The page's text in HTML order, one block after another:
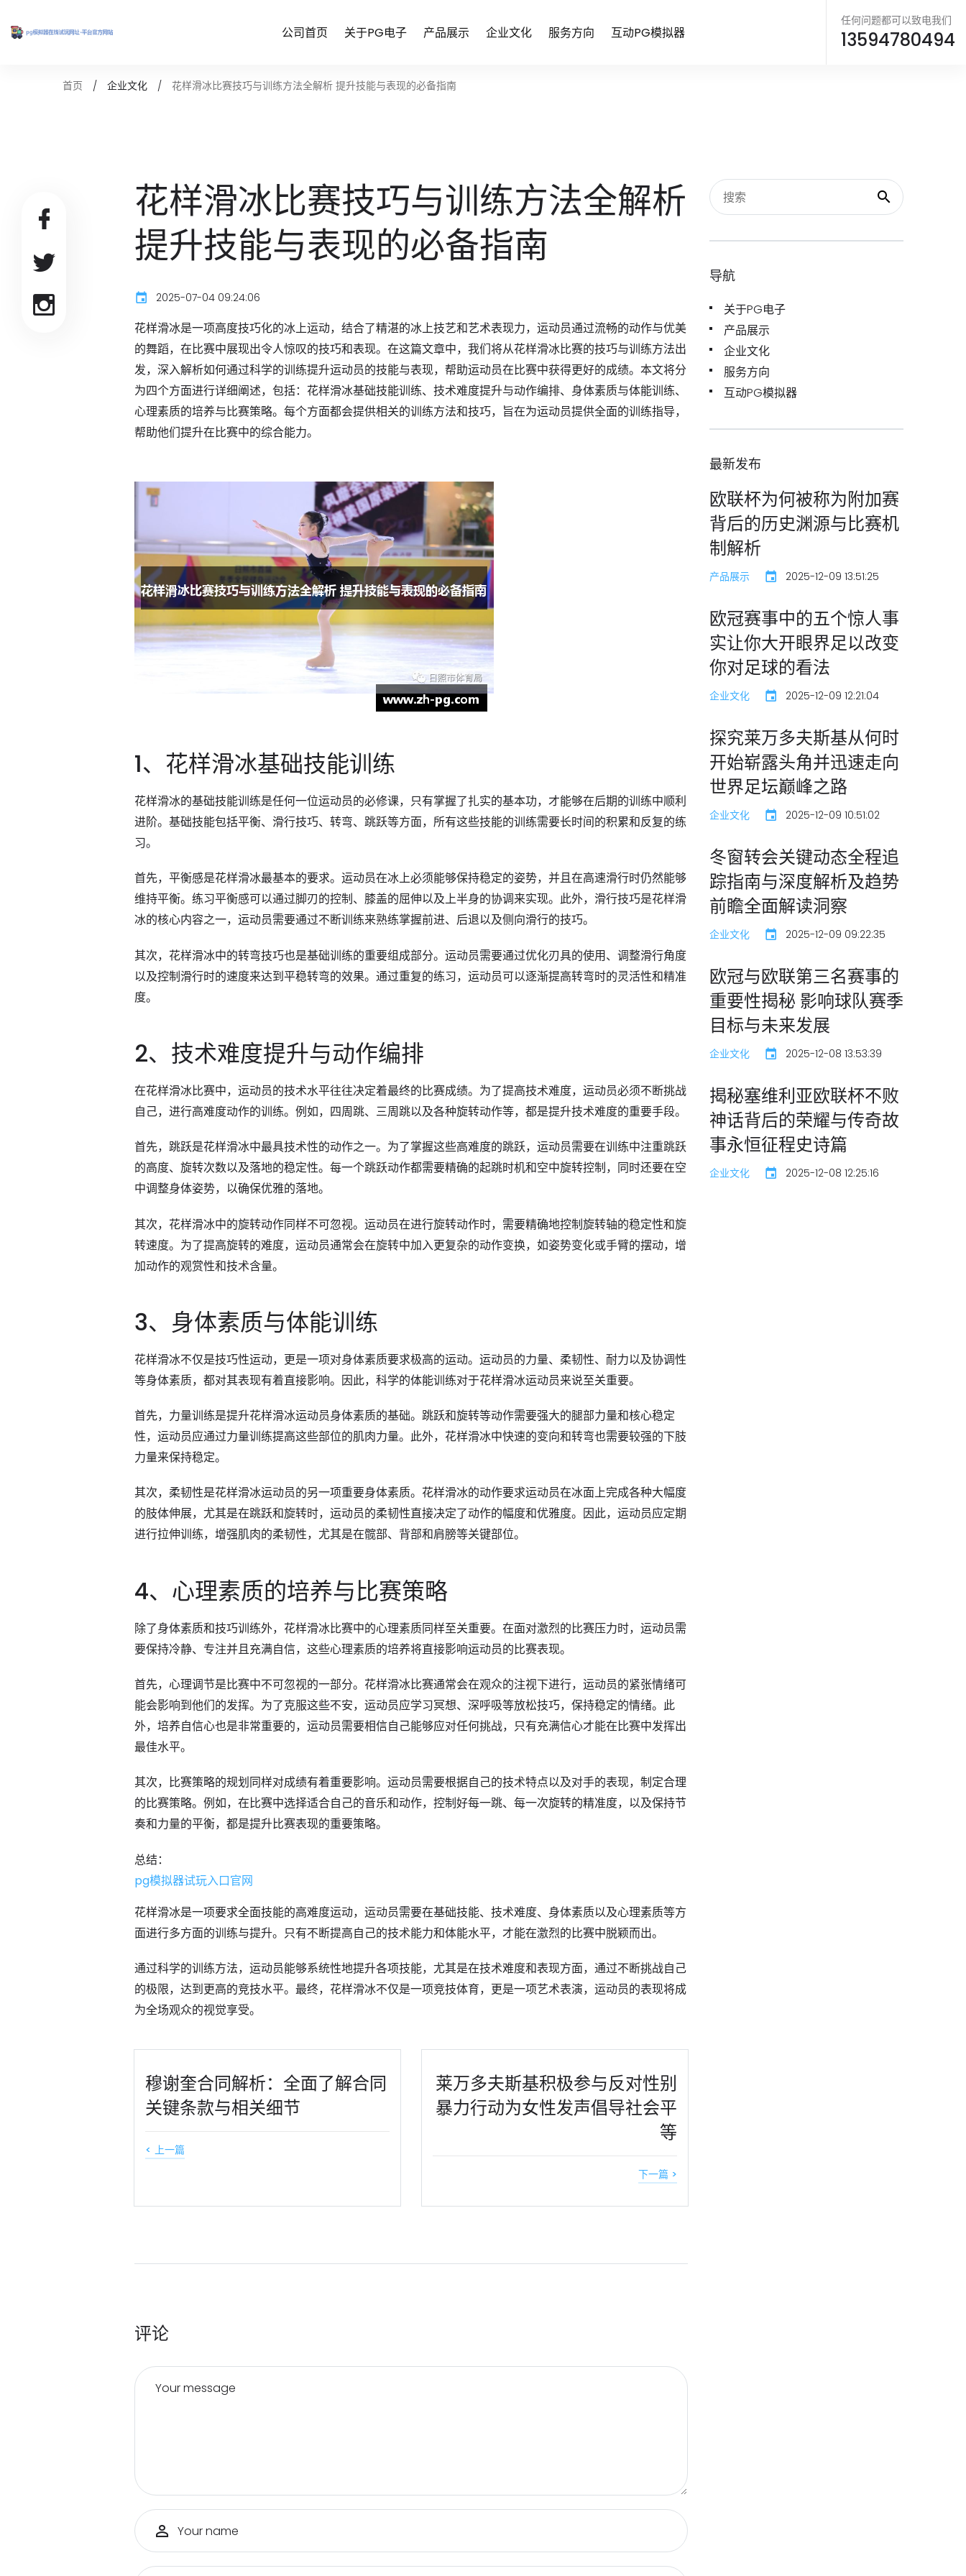
公司首页 关于PG电子 产品展示 企业文化 服务方向 互动PG模拟器
任何问题都可以致电我们
13594780494
首页 企业文化 花样滑冰比赛技巧与训练方法全解析 提升技能与表现的必备指南
花样滑冰比赛技巧与训练方法全解析
提升技能与表现的必备指南
2025-07-04 09:24:06
花样滑冰是一项高度技巧化的冰上运动，结合了精湛的冰上技艺和艺术表现力，运动员通过流畅的动作与优美
的舞蹈，在比赛中展现出令人惊叹的技巧和表现。在这篇文章中，我们将从花样滑冰比赛的技巧与训练方法出
发，深入解析如何通过科学的训练提升运动员的技能与表现，帮助运动员在比赛中获得更好的成绩。本文将分
为四个方面进行详细阐述，包括：花样滑冰基础技能训练、技术难度提升与动作编排、身体素质与体能训练、
心理素质的培养与比赛策略。每个方面都会提供相关的训练方法和技巧，旨在为运动员提供全面的训练指导，
帮助他们提升在比赛中的综合能力。
1、花样滑冰基础技能训练
花样滑冰的基础技能训练是任何一位运动员的必修课，只有掌握了扎实的基本功，才能够在后期的训练中顺利
进阶。基础技能包括平衡、滑行技巧、转弯、跳跃等方面，所有这些技能的训练需要长时间的积累和反复的练
习。
首先，平衡感是花样滑冰最基本的要求。运动员在冰上必须能够保持稳定的姿势，并且在高速滑行时仍然能够
维持平衡。练习平衡感可以通过脚刃的控制、膝盖的屈伸以及上半身的协调来实现。此外，滑行技巧是花样滑
冰的核心内容之一，运动员需要通过不断训练来熟练掌握前进、后退以及侧向滑行的技巧。
其次，花样滑冰中的转弯技巧也是基础训练的重要组成部分。运动员需要通过优化刃具的使用、调整滑行角度
以及控制滑行时的速度来达到平稳转弯的效果。通过重复的练习，运动员可以逐渐提高转弯时的灵活性和精准
度。
2、技术难度提升与动作编排
在花样滑冰比赛中，运动员的技术水平往往决定着最终的比赛成绩。为了提高技术难度，运动员必须不断挑战
自己，进行高难度动作的训练。例如，四周跳、三周跳以及各种旋转动作等，都是提升技术难度的重要手段。
首先，跳跃是花样滑冰中最具技术性的动作之一。为了掌握这些高难度的跳跃，运动员需要在训练中注重跳跃
的高度、旋转次数以及落地的稳定性。每一个跳跃动作都需要精确的起跳时机和空中旋转控制，同时还要在空
中调整身体姿势，以确保优雅的落地。
其次，花样滑冰中的旋转动作同样不可忽视。运动员在进行旋转动作时，需要精确地控制旋转轴的稳定性和旋
转速度。为了提高旋转的难度，运动员通常会在旋转中加入更复杂的动作变换，如姿势变化或手臂的摆动，增
加动作的观赏性和技术含量。
3、身体素质与体能训练
花样滑冰不仅是技巧性运动，更是一项对身体素质要求极高的运动。运动员的力量、柔韧性、耐力以及协调性
等身体素质，都对其表现有着直接影响。因此，科学的体能训练对于花样滑冰运动员来说至关重要。
首先，力量训练是提升花样滑冰运动员身体素质的基础。跳跃和旋转等动作需要强大的腿部力量和核心稳定
性，运动员应通过力量训练提高这些部位的肌肉力量。此外，花样滑冰中快速的变向和转弯也需要较强的下肢
力量来保持稳定。
其次，柔韧性是花样滑冰运动员的另一项重要身体素质。花样滑冰的动作要求运动员在冰面上完成各种大幅度
的肢体伸展，尤其是在跳跃和旋转时，运动员的柔韧性直接决定了动作的幅度和优雅度。因此，运动员应定期
进行拉伸训练，增强肌肉的柔韧性，尤其是在髋部、背部和肩膀等关键部位。
4、心理素质的培养与比赛策略
除了身体素质和技巧训练外，花样滑冰比赛中的心理素质同样至关重要。在面对激烈的比赛压力时，运动员需
要保持冷静、专注并且充满自信，这些心理素质的培养将直接影响运动员的比赛表现。
首先，心理调节是比赛中不可忽视的一部分。花样滑冰比赛通常会在观众的注视下进行，运动员的紧张情绪可
能会影响到他们的发挥。为了克服这些不安，运动员应学习冥想、深呼吸等放松技巧，保持稳定的情绪。此
外，培养自信心也是非常重要的，运动员需要相信自己能够应对任何挑战，只有充满信心才能在比赛中发挥出
最佳水平。
其次，比赛策略的规划同样对成绩有着重要影响。运动员需要根据自己的技术特点以及对手的表现，制定合理
的比赛策略。例如，在比赛中选择适合自己的音乐和动作，控制好每一跳、每一次旋转的精准度，以及保持节
奏和力量的平衡，都是提升比赛表现的重要策略。
总结：
pg模拟器试玩入口官网
花样滑冰是一项要求全面技能的高难度运动，运动员需要在基础技能、技术难度、身体素质以及心理素质等方
面进行多方面的训练与提升。只有不断提高自己的技术能力和体能水平，才能在激烈的比赛中脱颖而出。
通过科学的训练方法，运动员能够系统性地提升各项技能，尤其是在技术难度和表现方面，通过不断挑战自己
的极限，达到更高的竞技水平。最终，花样滑冰不仅是一项竞技体育，更是一项艺术表演，运动员的表现将成
为全场观众的视觉享受。
穆谢奎合同解析：全面了解合同
关键条款与相关细节
< 上一篇
莱万多夫斯基积极参与反对性别
暴力行动为女性发声倡导社会平
等
下一篇 >
评论
Your message
Your name
导航
关于PG电子
产品展示
企业文化
服务方向
互动PG模拟器
最新发布
欧联杯为何被称为附加赛
背后的历史渊源与比赛机
制解析
产品展示 2025-12-09 13:51:25
欧冠赛事中的五个惊人事
实让你大开眼界足以改变
你对足球的看法
企业文化 2025-12-09 12:21:04
探究莱万多夫斯基从何时
开始崭露头角并迅速走向
世界足坛巅峰之路
企业文化 2025-12-09 10:51:02
冬窗转会关键动态全程追
踪指南与深度解析及趋势
前瞻全面解读洞察
企业文化 2025-12-09 09:22:35
欧冠与欧联第三名赛事的
重要性揭秘 影响球队赛季
目标与未来发展
企业文化 2025-12-08 13:53:39
揭秘塞维利亚欧联杯不败
神话背后的荣耀与传奇故
事永恒征程史诗篇
企业文化 2025-12-08 12:25:16